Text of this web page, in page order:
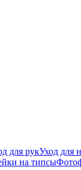
для рукУход для
на типсы